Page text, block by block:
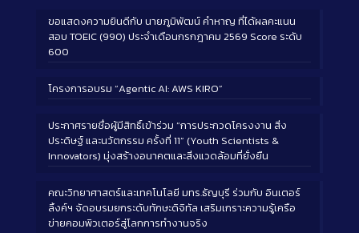
ขอแสดงความยินดีกับ นายภูมิพัฒน์ คำหาญ ที่ได้ผลคะแนน
สอบ TOEIC (990) ประจำเดือนกรกฎาคม 2569 Score ระดับ
600
โครงการอบรม “Agentic AI: AWS KIRO”
ประกาศรายชื่อผู้มีสิทธิ์เข้าร่วม “การประกวดโครงงาน สิ่ง
ประดิษฐ์ และนวัตกรรม ครั้งที่ 11” (Youth Scientists &
Innovators) มุ่งสร้างอนาคตและสิ่งแวดล้อมที่ยั่งยืน
คณะวิทยาศาสตร์และเทคโนโลยี มทร.ธัญบุรี ร่วมกับ อินเตอร์
ลิ้งค์ฯ จัดอบรมยกระดับทักษะดิจิทัล เสริมเกราะความรู้เครือ
ข่ายคอมพิวเตอร์สู่โลกการทำงานจริง